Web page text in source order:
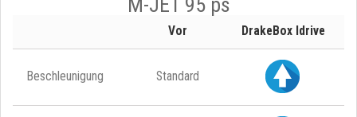
Vor DrakeBox Idrive
Beschleunigung Standard